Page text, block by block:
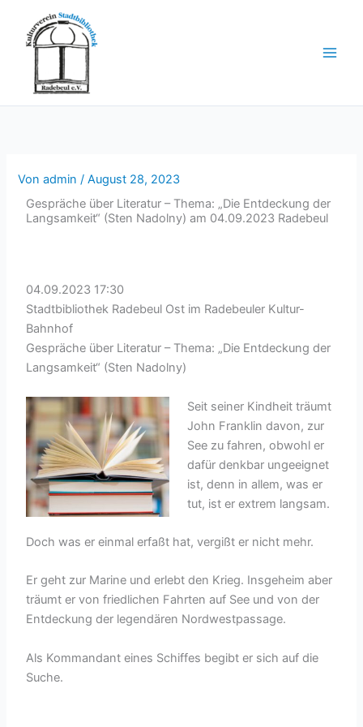
Inhalt
springen
Vonadmin/August 28, 2023
Gespräche über Literatur – Thema: „Die Entdeckung der
Langsamkeit“ (Sten Nadolny) am 04.09.2023 Radebeul
04.09.2023 17:30
Stadtbibliothek Radebeul Ost im Radebeuler Kultur-
Bahnhof
Gespräche über Literatur – Thema: „Die Entdeckung der
Langsamkeit“ (Sten Nadolny)
Seit seiner Kindheit träumt
John Franklin davon, zur
See zu fahren, obwohl er
dafür denkbar ungeeignet
ist, denn in allem, was er
tut, ist er extrem langsam.
Doch was er einmal erfaßt hat, vergißt er nicht mehr.
Er geht zur Marine und erlebt den Krieg. Insgeheim aber
träumt er von friedlichen Fahrten auf See und von der
Entdeckung der legendären Nordwestpassage.
Als Kommandant eines Schiffes begibt er sich auf die
Suche.